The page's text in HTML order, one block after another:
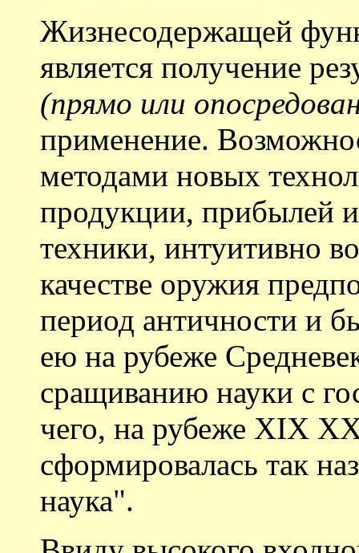
Жизнесодержащей
является получение
(прямо или
применение.
методами новых
продукции, прибылей
техники, интуитивно
качестве оружия
период античности и
ею на рубеже
сращиванию науки с
чего, на рубеже XIX
сформировалась так
наука".